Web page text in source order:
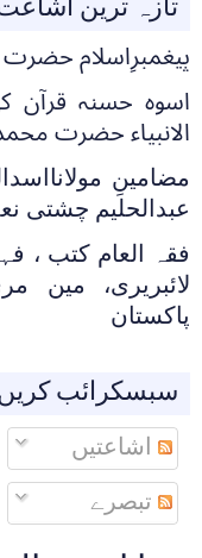
تازہ ترین
پیغمبرِاسلام
اسوہ حسنہ قرآن
الانبیاء حضرت
مضامینِ
عبدالحلیم چشتی
فقہ العام کتب ،
لائبریری، مین
پاکستان
سبسکرائب
اشاعتیں
تبصرے